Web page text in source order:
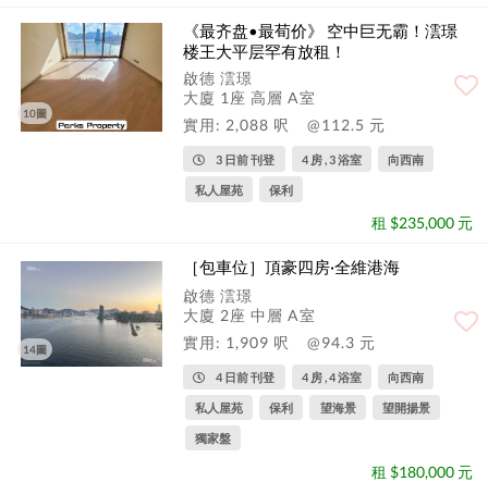
10圖
《最齐盘•最荀价》 空中巨无霸！澐璟
楼王大平层罕有放租！
啟德 澐璟
大廈 1座 高層 A室
實用: 2,088 呎
@112.5 元
3 日前 刊登 4 房 , 3 浴室 向西南
私人屋苑 保利
租 $235,000 元
14圖
［包車位］頂豪四房·全維港海
啟德 澐璟
大廈 2座 中層 A室
實用: 1,909 呎
@94.3 元
4 日前 刊登 4 房 , 4 浴室 向西南
私人屋苑 保利 望海景 望開揚景
獨家盤
租 $180,000 元